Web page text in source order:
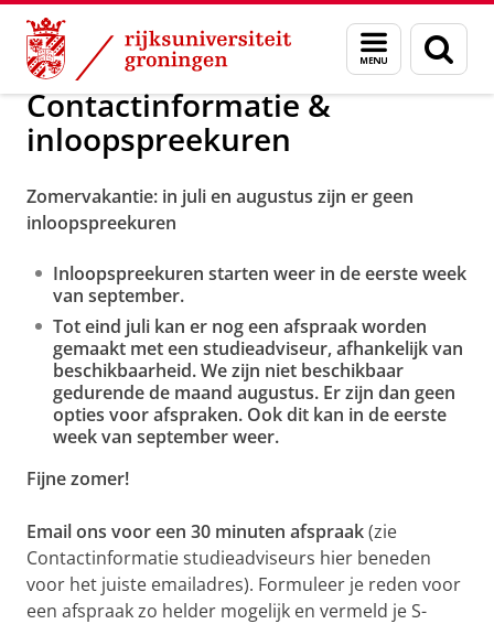
Skip
Content
Skip
Navigation
Menu
en
zoeken
Over ons Studieadviseurs
Contactinformatie &
inloopspreekuren
Zomervakantie: in juli en augustus zijn er geen
inloopspreekuren
Inloopspreekuren starten weer in de eerste week
van september.
Tot eind juli kan er nog een afspraak worden
gemaakt met een studieadviseur, afhankelijk van
beschikbaarheid. We zijn niet beschikbaar
gedurende de maand augustus. Er zijn dan geen
opties voor afspraken. Ook dit kan in de eerste
week van september weer.
Fijne zomer!
Email ons voor een 30 minuten afspraak(zie
Contactinformatie studieadviseurs hier beneden
voor het juiste emailadres). Formuleer je reden voor
een afspraak zo helder mogelijk en vermeld je S-